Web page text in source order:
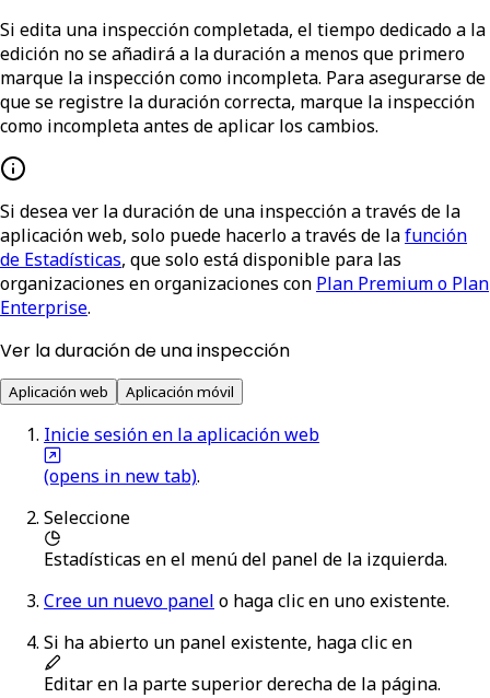
Si edita una inspección completada, el tiempo dedicado a la
edición no se añadirá a la duración a menos que primero
marque la inspección como incompleta. Para asegurarse de
que se registre la duración correcta, marque la inspección
como incompleta antes de aplicar los cambios.
Si desea ver la duración de una inspección a través de la
aplicación web, solo puede hacerlo a través de lafunción
de Estadísticas, que solo está disponible para las
organizaciones en organizaciones con Plan Premium o Plan
Enterprise.
Ver la duración de una inspección
Aplicación web Aplicación móvil
Inicie sesión en la aplicación web
(opens in new tab).
Seleccione
Estadísticas en el menú del panel de la izquierda.
Cree un nuevo panel o haga clic en uno existente.
Si ha abierto un panel existente, haga clic en
Editaren la parte superior derecha de la página.